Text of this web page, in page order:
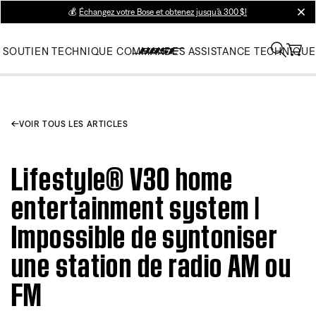
💰 Échangez votre Bose et obtenez jusqu’à 300 $!
SOUTIEN TECHNIQUE COMMANDES ASSISTANCE TECHNIQUE
VOIR TOUS LES ARTICLES
Lifestyle® V30 home
entertainment system |
Impossible de syntoniser
une station de radio AM ou
FM